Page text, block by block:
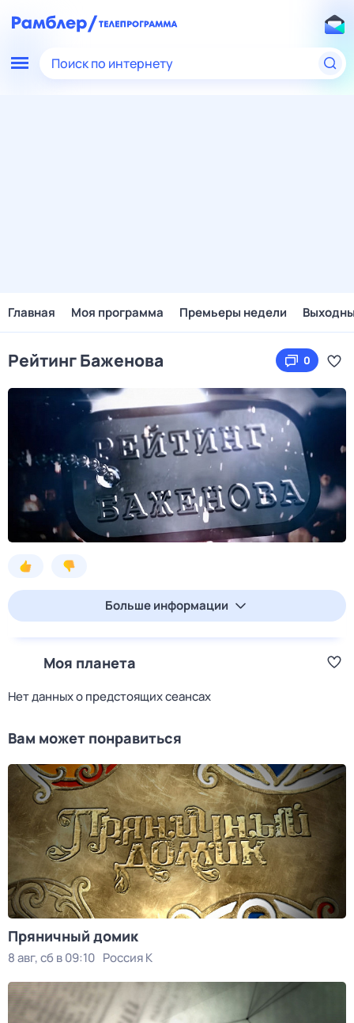
Поиск по интернету
Главная Моя программа Премьеры недели
Рейтинг Баженова 0
Больше информации
Моя планета
Нет данных о предстоящих сеансах
Вам может понравиться
Пряничный домик
8 авг, сб в 09:10 Россия К